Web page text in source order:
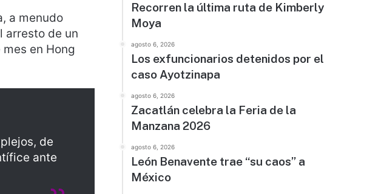
a menudo
arresto de un
en Hong
de
ante
Recorren la última ruta de Kimberly
Moya
agosto 6, 2026
Los exfuncionarios detenidos por el
caso Ayotzinapa
agosto 6, 2026
Zacatlán celebra la Feria de la
Manzana 2026
agosto 6, 2026
León Benavente trae “su caos” a
México